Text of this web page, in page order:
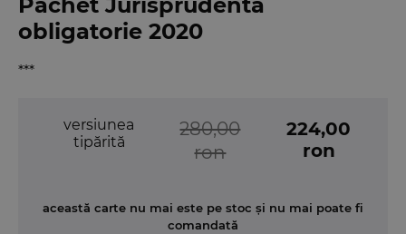
obligatorie 2020
***
versiunea
tipărită
280,00
ron
224,00
ron
această carte nu mai este pe stoc și nu mai poate fi
comandată